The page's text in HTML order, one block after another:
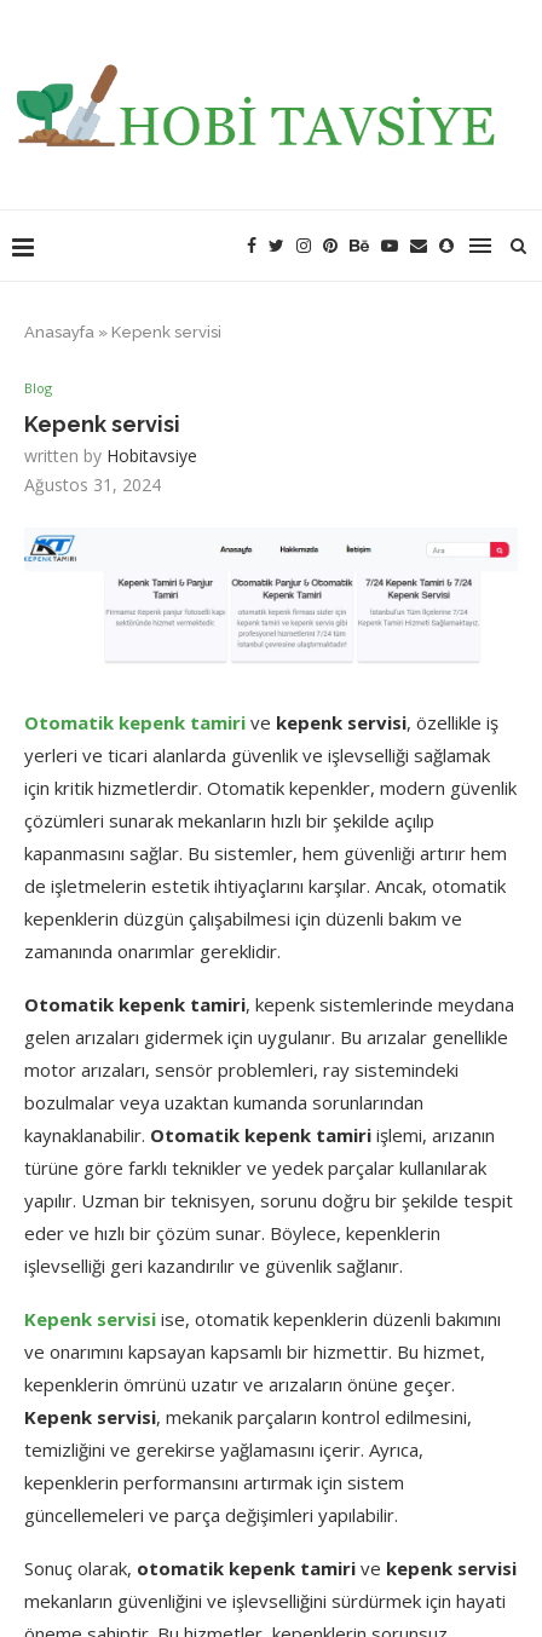
Anasayfa » Kepenk servisi
Blog
Kepenk servisi
written by Hobitavsiye
Ağustos 31, 2024
Otomatik kepenk tamiri ve kepenk servisi, özellikle iş
yerleri ve ticari alanlarda güvenlik ve işlevselliği sağlamak
için kritik hizmetlerdir. Otomatik kepenkler, modern güvenlik
çözümleri sunarak mekanların hızlı bir şekilde açılıp
kapanmasını sağlar. Bu sistemler, hem güvenliği artırır hem
de işletmelerin estetik ihtiyaçlarını karşılar. Ancak, otomatik
kepenklerin düzgün çalışabilmesi için düzenli bakım ve
zamanında onarımlar gereklidir.
Otomatik kepenk tamiri, kepenk sistemlerinde meydana
gelen arızaları gidermek için uygulanır. Bu arızalar genellikle
motor arızaları, sensör problemleri, ray sistemindeki
bozulmalar veya uzaktan kumanda sorunlarından
kaynaklanabilir. Otomatik kepenk tamiri işlemi, arızanın
türüne göre farklı teknikler ve yedek parçalar kullanılarak
yapılır. Uzman bir teknisyen, sorunu doğru bir şekilde tespit
eder ve hızlı bir çözüm sunar. Böylece, kepenklerin
işlevselliği geri kazandırılır ve güvenlik sağlanır.
Kepenk servisi ise, otomatik kepenklerin düzenli bakımını
ve onarımını kapsayan kapsamlı bir hizmettir. Bu hizmet,
kepenklerin ömrünü uzatır ve arızaların önüne geçer.
Kepenk servisi, mekanik parçaların kontrol edilmesini,
temizliğini ve gerekirse yağlamasını içerir. Ayrıca,
kepenklerin performansını artırmak için sistem
güncellemeleri ve parça değişimleri yapılabilir.
Sonuç olarak, otomatik kepenk tamiri ve kepenk servisi
mekanların güvenliğini ve işlevselliğini sürdürmek için hayati